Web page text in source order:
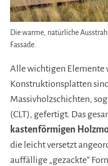
Die warme, natürliche
Fassade.
Alle wichtigen Elemente
Konstruktionsplatten
Massivholzschichten,
(CLT), gefertigt. Das
kastenförmigen
die leicht versetzt
auffällige „gezackte“